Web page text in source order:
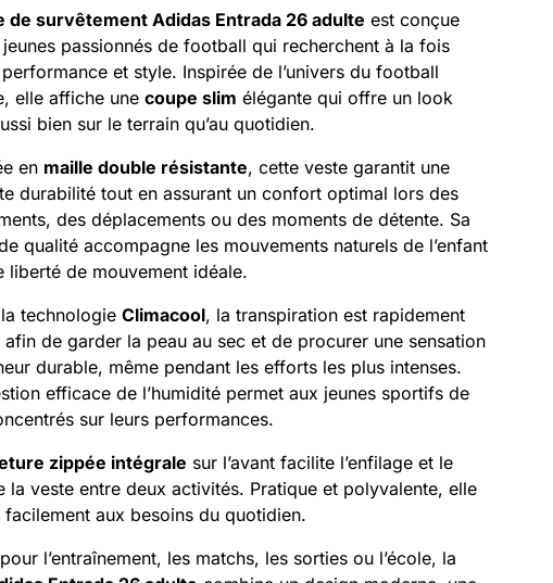
de survêtement Adidas Entrada 26 adulte est conçue
passionnés de football qui recherchent à la fois
et style. Inspirée de l’univers du football
elle affiche une coupe slim élégante qui offre un look
bien sur le terrain qu’au quotidien.
en maille double résistante, cette veste garantit une
durabilité tout en assurant un confort optimal lors des
des déplacements ou des moments de détente. Sa
qualité accompagne les mouvements naturels de l’enfant
liberté de mouvement idéale.
technologie Climacool, la transpiration est rapidement
afin de garder la peau au sec et de procurer une sensation
durable, même pendant les efforts les plus intenses.
efficace de l’humidité permet aux jeunes sportifs de
sur leurs performances.
zippée intégrale sur l’avant facilite l’enfilage et le
la veste entre deux activités. Pratique et polyvalente, elle
facilement aux besoins du quotidien.
l’entraînement, les matchs, les sorties ou l’école, la